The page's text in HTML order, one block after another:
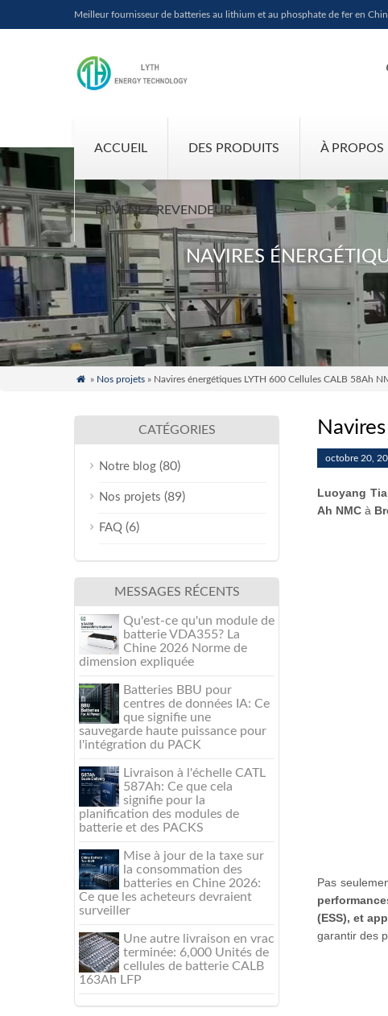
Meilleur fournisseur de batteries au lithium et au phosphate de fer en
ACCUEIL DES PRODUITS À PROPOS
DEVENEZ REVENDEUR
NAVIRES
 » Nos projets» Navires énergétiques LYTH 600 Cellules CALB 58Ah
octobre 20,
Luoyang
Ah NMCà
Pas
(ESS), et
garantir des
CATÉGORIES
Notre blog (80)
Nos projets (89)
FAQ (6)
MESSAGES RÉCENTS
Qu'est-ce qu'un module de
batterie VDA355? La
Chine 2026 Norme de
dimension expliquée
Batteries BBU pour
centres de données IA: Ce
que signifie une
sauvegarde haute puissance pour
l'intégration du PACK
Livraison à l'échelle CATL
587Ah: Ce que cela
signifie pour la
planification des modules de
batterie et des PACKS
Mise à jour de la taxe sur
la consommation des
batteries en Chine 2026:
Ce que les acheteurs devraient
surveiller
Une autre livraison en vrac
terminée: 6,000 Unités de
cellules de batterie CALB
163Ah LFP